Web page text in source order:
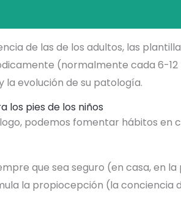
de las de los adultos, las
(normalmente cada 6-
evolución de su patología.
los pies de los niños
podemos fomentar hábitos en
que sea seguro (en casa, en
la propiocepción (la conciencia